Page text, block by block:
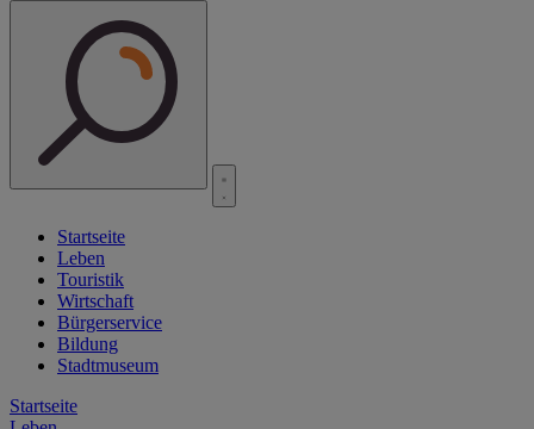
Startseite
Leben
Touristik
Wirtschaft
Bürgerservice
Bildung
Stadtmuseum
Startseite